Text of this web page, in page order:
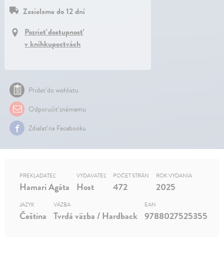
Zasielame do 12 dní
Pozrieť dostupnosť
v kníhkupectvách
Pridať do wishlistu
Odporučiť známemu
Zdielať na Facebooku
PREKLADATEĽ
Hamari Agáta
VYDAVATEĽ
Host
POČET STRÁN
472
ROK VYDANIA
2025
JAZYK
Čeština
VÄZBA
Tvrdá väzba / Hardback
EAN
9788027525355